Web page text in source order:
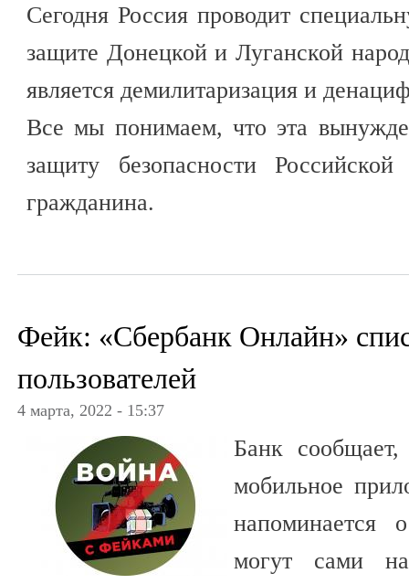
Сегодня Россия проводит
защите Донецкой и Луганской
является демилитаризация и
Все мы понимаем, что эта
защиту безопасности
гражданина.
Фейк: «Сбербанк Онлайн»
пользователей
4 марта, 2022 - 15:37
Банк
мобильное
напоминается
могут сами